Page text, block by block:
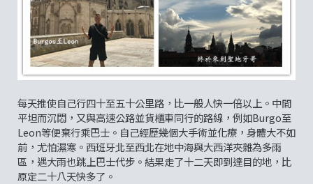
每天推使自己行四十至五十公里路，比一般人快一倍以上。中間
平坦而沉悶，又與高速公路並貨櫃車同行的路線，例如Burgo至
Leon等便棄行乘巴士。自己經歷幾個大手術並化療，身體大不如
前，尤怕濕寒。西班牙北至西北在地中海與大西洋夾雜為多雨
區，遇大雨也跳上巴士代步。結果走了十二天即到達目的地，比
原定二十八天快多了。